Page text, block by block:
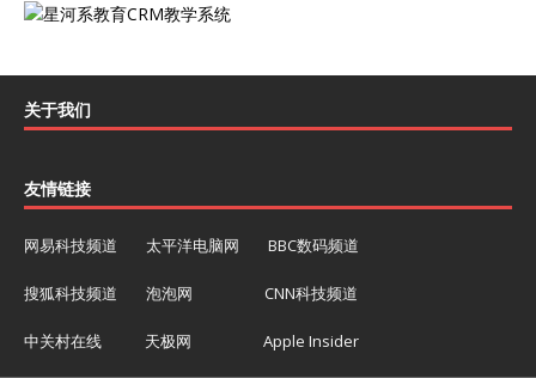
关于我们
友情链接
网易科技频道 太平洋电脑网 BBC数码频道
搜狐科技频道 泡泡网 CNN科技频道
中关村在线 天极网 Apple Insider